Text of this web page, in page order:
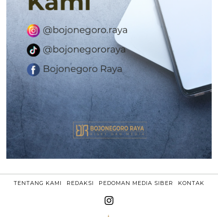
TENTANG KAMI REDAKSI PEDOMAN MEDIA SIBER KONTAK